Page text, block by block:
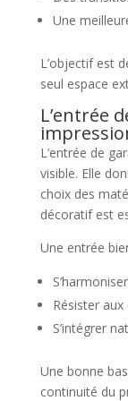
Une
L’objectif est
seul espace
L’entrée
L’entrée de
visible. Elle
choix des
décoratif est
Une entrée
Résister
S’intégrer
Une bonne
continuité du